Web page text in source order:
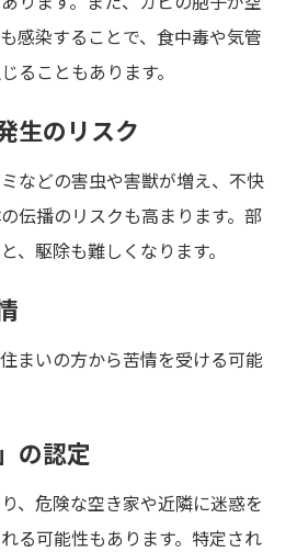
感染することで、食中毒や気管
ることもあります。
生のリスク
などの害虫や害獣が増え、不快
伝播のリスクも高まります。部
、駆除も難しくなります。
まいの方から苦情を受ける可能
の認定
、危険な空き家や近隣に迷惑を
る可能性もあります。特定され